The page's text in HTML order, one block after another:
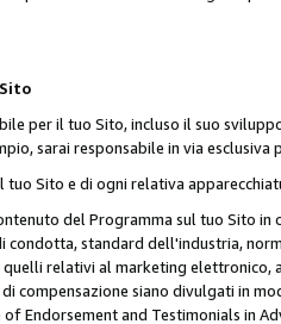
per il tuo Sito, incluso il suo
sarai responsabile in via esclusiva
tuo Sito e di ogni relativa
del Programma sul tuo Sito in
condotta, standard dell'industria,
relativi al marketing
compensazione siano divulgati in
of Endorsement and Testimonials in